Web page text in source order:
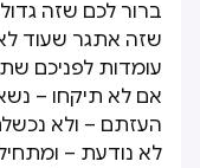
ברור לכם שזה
שזה אתגר שעוד
עומדות לפניכם
אם לא תיקחו –
העזתם – ולא
לא נודעת –